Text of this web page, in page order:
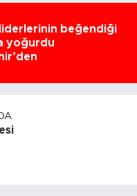
liderlerinin beğendiği
yoğurdu